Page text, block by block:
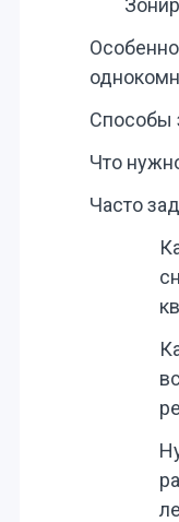
Способы
Что
Часто